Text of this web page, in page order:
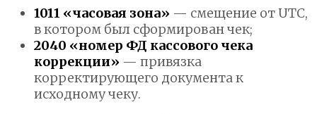
1011 «часовая зона» — смещение от UTC,
в котором был сформирован чек;
2040 «номер ФД кассового чека
коррекции» — привязка
корректирующего документа к
исходному чеку.